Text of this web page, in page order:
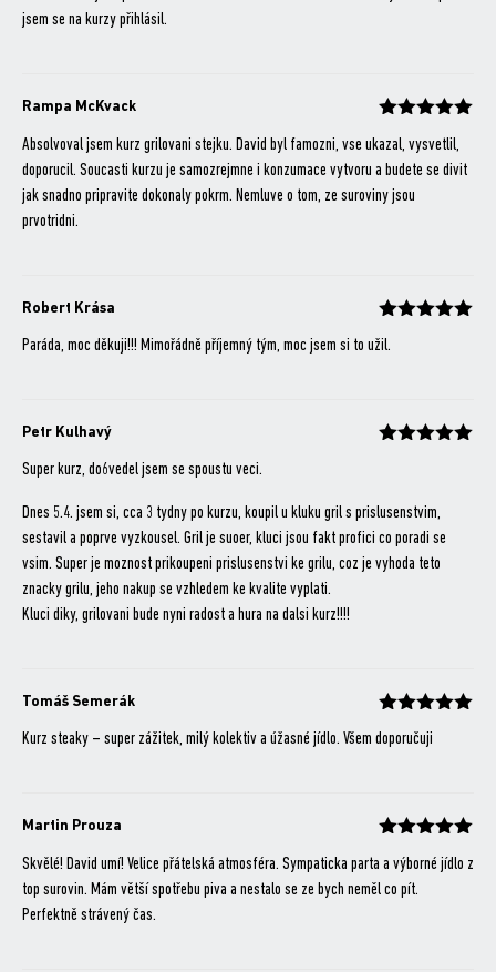
jsem se na kurzy přihlásil.
Rampa McKvack
Absolvoval jsem kurz grilovani stejku. David byl famozni, vse ukazal, vysvetlil,
doporucil. Soucasti kurzu je samozrejmne i konzumace vytvoru a budete se divit
jak snadno pripravite dokonaly pokrm. Nemluve o tom, ze suroviny jsou
prvotridni.
Robert Krása
Paráda, moc děkuji!!! Mimořádně příjemný tým, moc jsem si to užil.
Petr Kulhavý
Super kurz, do6vedel jsem se spoustu veci.
Dnes 5.4. jsem si, cca 3 tydny po kurzu, koupil u kluku gril s prislusenstvim,
sestavil a poprve vyzkousel. Gril je suoer, kluci jsou fakt profici co poradi se
vsim. Super je moznost prikoupeni prislusenstvi ke grilu, coz je vyhoda teto
znacky grilu, jeho nakup se vzhledem ke kvalite vyplati.
Kluci diky, grilovani bude nyni radost a hura na dalsi kurz!!!!
Tomáš Semerák
Kurz steaky – super zážitek, milý kolektiv a úžasné jídlo. Všem doporučuji
Martin Prouza
Skvělé! David umí! Velice přátelská atmosféra. Sympaticka parta a výborné jídlo z
top surovin. Mám větší spotřebu piva a nestalo se ze bych neměl co pít.
Perfektně strávený čas.